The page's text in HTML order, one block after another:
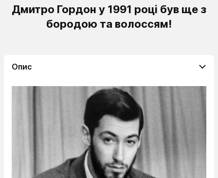
Дмитро Гордон у 1991 році був ще з
бородою та волоссям!
Опис